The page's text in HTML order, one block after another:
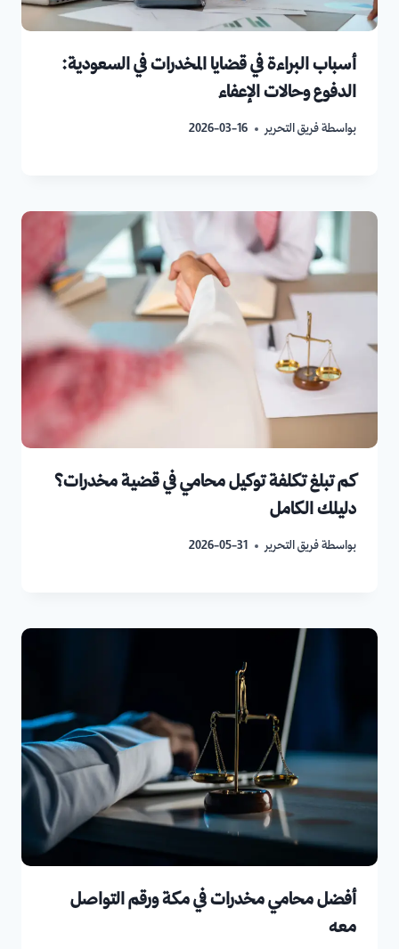
أسباب البراءة في قضايا المخدرات في السعودية:
الدفوع وحالات الإعفاء
بواسطةفريق التحرير 2026-03-16
كم تبلغ تكلفة توكيل محامي في قضية مخدرات؟
دليلك الكامل
بواسطةفريق التحرير 2026-05-31
أفضل محامي مخدرات في مكة ورقم التواصل
معه